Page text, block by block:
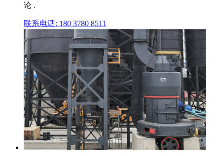
论 .
联系电话: 180 3780 8511